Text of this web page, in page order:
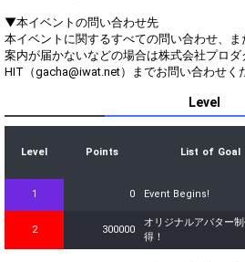
▼本イベントの問い合わせ先
本イベントに関するすべての問い合わせ、
案内が届かないなどの場合は株式会社プロダ
HIT（gacha@iwat.net）までお問い合わせく
Level
Level Points List of Goal
1 0 Event Begins!
2 300000
オリジナルアバター
得！